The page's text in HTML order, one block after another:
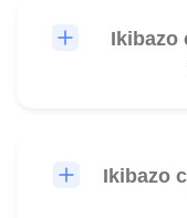
Ikibazo
Ikibazo